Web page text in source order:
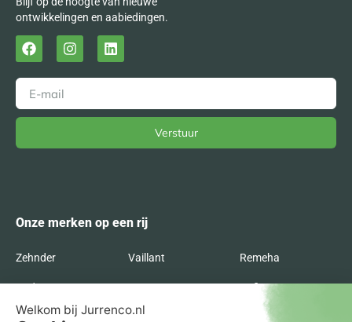
ontwikkelingen en aabiedingen.
Verstuur
Onze merken op een rij
Zehnder Vaillant Remeha
Radson Orcon Nefit
Itho Daalderop Inventum Intergas